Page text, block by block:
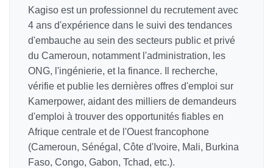
Kagiso est un professionnel du recrutement avec
4 ans d'expérience dans le suivi des tendances
d'embauche au sein des secteurs public et privé
du Cameroun, notamment l'administration, les
ONG, l'ingénierie, et la finance. Il recherche,
vérifie et publie les dernières offres d'emploi sur
Kamerpower, aidant des milliers de demandeurs
d'emploi à trouver des opportunités fiables en
Afrique centrale et de l'Ouest francophone
(Cameroun, Sénégal, Côte d'Ivoire, Mali, Burkina
Faso, Congo, Gabon, Tchad, etc.).